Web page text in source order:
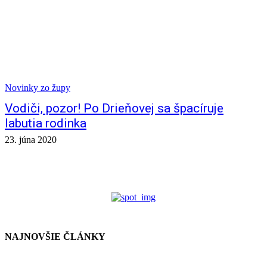
Novinky zo župy
Vodiči, pozor! Po Drieňovej sa špacíruje
labutia rodinka
23. júna 2020
NAJNOVŠIE ČLÁNKY